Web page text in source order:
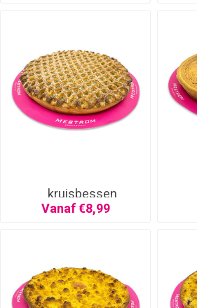
kruisbessen
Vanaf €8,99